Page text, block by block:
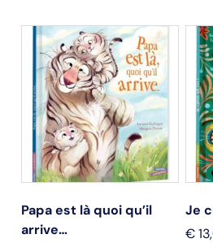
Papa est là quoi qu’il
arrive…
Je
€